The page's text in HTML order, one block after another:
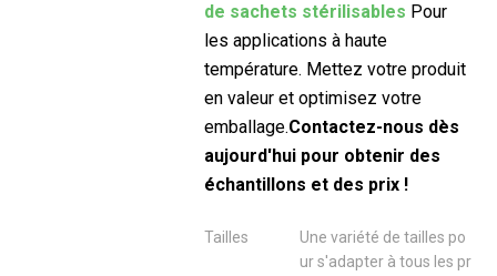
de sachets stérilisables Pour
les applications à haute
température. Mettez votre produit
en valeur et optimisez votre
emballage.Contactez-nous dès
aujourd'hui pour obtenir des
échantillons et des prix !
Tailles
Une variété de tailles po
ur s'adapter à tous les pr